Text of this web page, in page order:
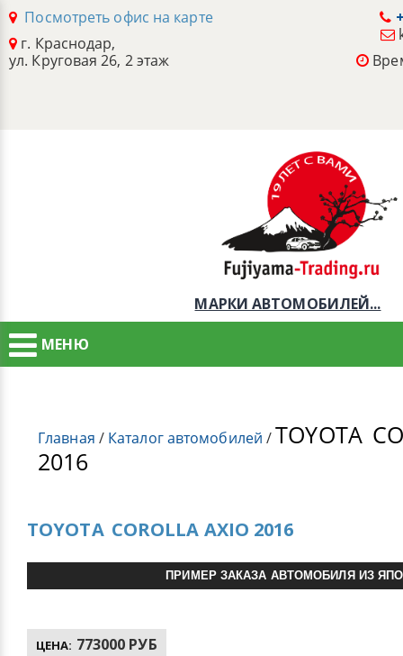
Посмотреть офис на карте
г. Краснодар,
ул. Круговая 26, 2 этаж
МАРКИ АВТОМОБИЛЕЙ...
МЕНЮ
Главная / Каталог автомобилей /TOYOTA
2016
TOYOTA COROLLA AXIO 2016
ПРИМЕР ЗАКАЗА АВТОМОБИЛЯ ИЗ
ЦЕНА: 773000 РУБ